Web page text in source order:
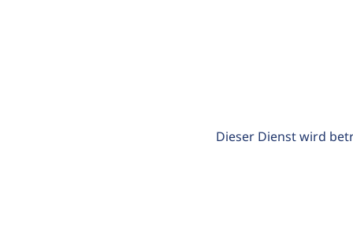
Dieser Dienst wird